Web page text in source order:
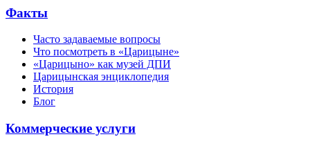
Факты
Часто задаваемые вопросы
Что посмотреть в «Царицыне»
«Царицыно» как музей ДПИ
Царицынская энциклопедия
История
Блог
Коммерческие услуги